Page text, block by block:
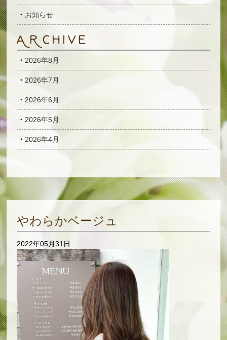
お知らせ
2026年8月
2026年7月
2026年6月
2026年5月
2026年4月
やわらかベージュ
2022年05月31日